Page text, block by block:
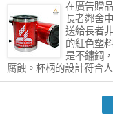
在廣告贈
長者鄰舍
送給長者
的紅色塑
是不鏽鋼
腐蝕。杯柄的設計符合